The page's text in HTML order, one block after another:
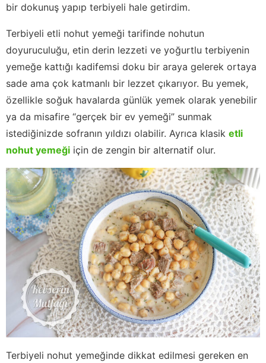
bir dokunuş yapıp terbiyeli hale getirdim.
Terbiyeli etli nohut yemeği tarifinde nohutun
doyuruculuğu, etin derin lezzeti ve yoğurtlu terbiyenin
yemeğe kattığı kadifemsi doku bir araya gelerek ortaya
sade ama çok katmanlı bir lezzet çıkarıyor. Bu yemek,
özellikle soğuk havalarda günlük yemek olarak yenebilir
ya da misafire “gerçek bir ev yemeği” sunmak
istediğinizde sofranın yıldızı olabilir. Ayrıca klasik etli
nohut yemeği için de zengin bir alternatif olur.
Terbiyeli nohut yemeğinde dikkat edilmesi gereken en